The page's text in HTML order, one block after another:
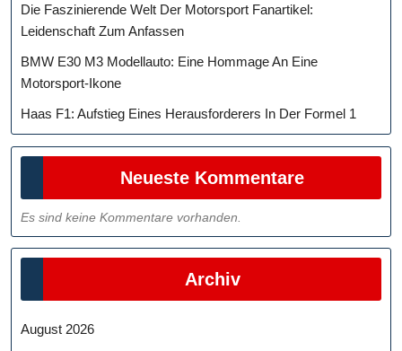
Die Faszinierende Welt Der Motorsport Fanartikel:
Leidenschaft Zum Anfassen
BMW E30 M3 Modellauto: Eine Hommage An Eine
Motorsport-Ikone
Haas F1: Aufstieg Eines Herausforderers In Der Formel 1
Neueste Kommentare
Es sind keine Kommentare vorhanden.
Archiv
August 2026